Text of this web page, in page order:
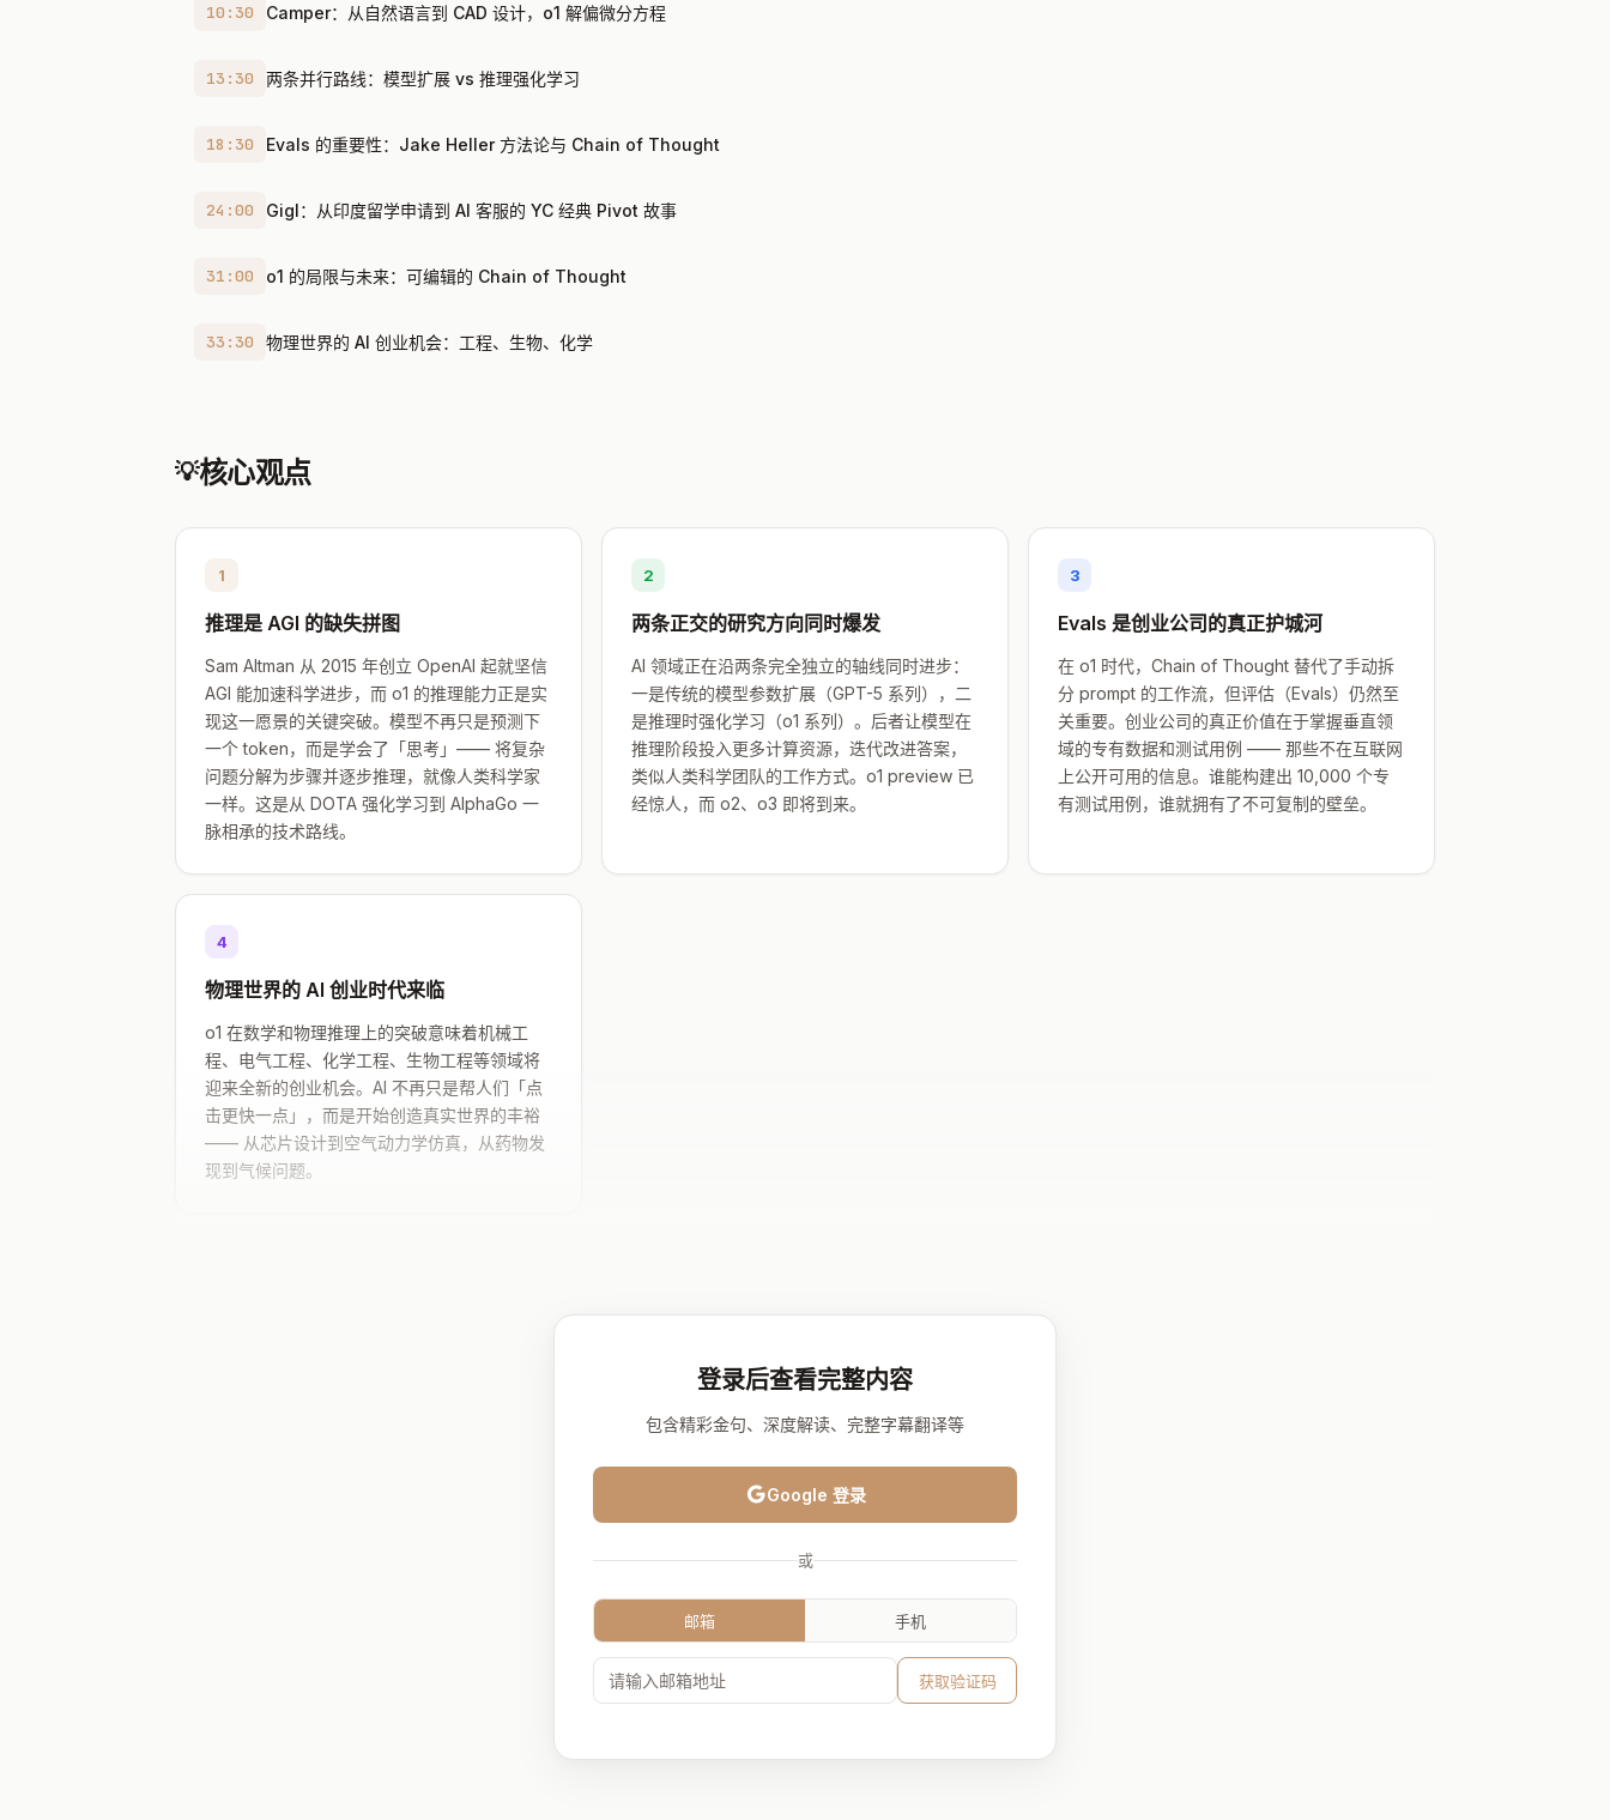
10:30 Camper：从自然语言到 CAD 设计，o1 解偏微分方程
13:30 两条并行路线：模型扩展 vs 推理强化学习
18:30 Evals 的重要性：Jake Heller 方法论与 Chain of Thought
24:00 Gigl：从印度留学申请到 AI 客服的 YC 经典 Pivot 故事
31:00 o1 的局限与未来：可编辑的 Chain of Thought
33:30 物理世界的 AI 创业机会：工程、生物、化学
💡核心观点
1
推理是 AGI 的缺失拼图
Sam Altman 从 2015 年创立 OpenAI 起就坚信
AGI 能加速科学进步，而 o1 的推理能力正是实
现这一愿景的关键突破。模型不再只是预测下
一个 token，而是学会了「思考」—— 将复杂
问题分解为步骤并逐步推理，就像人类科学家
一样。这是从 DOTA 强化学习到 AlphaGo 一
脉相承的技术路线。
2
两条正交的研究方向同时爆发
AI 领域正在沿两条完全独立的轴线同时进步：
一是传统的模型参数扩展（GPT-5 系列），二
是推理时强化学习（o1 系列）。后者让模型在
推理阶段投入更多计算资源，迭代改进答案，
类似人类科学团队的工作方式。o1 preview 已
经惊人，而 o2、o3 即将到来。
3
Evals 是创业公司的真正护城河
在 o1 时代，Chain of Thought 替代了手动拆
分 prompt 的工作流，但评估（Evals）仍然至
关重要。创业公司的真正价值在于掌握垂直领
域的专有数据和测试用例 —— 那些不在互联网
上公开可用的信息。谁能构建出 10,000 个专
有测试用例，谁就拥有了不可复制的壁垒。
4
物理世界的 AI 创业时代来临
o1 在数学和物理推理上的突破意味着机械工
程、电气工程、化学工程、生物工程等领域将
迎来全新的创业机会。AI 不再只是帮人们「点
击更快一点」，而是开始创造真实世界的丰裕
—— 从芯片设计到空气动力学仿真，从药物发
现到气候问题。
登录后查看完整内容
包含精彩金句、深度解读、完整字幕翻译等
Google 登录
或
邮箱 手机
获取验证码